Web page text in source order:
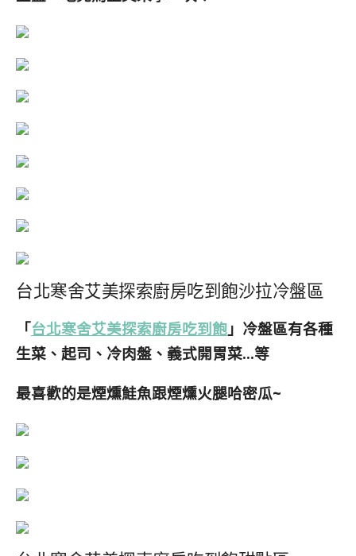
台北寒舍艾美探索廚房吃到飽沙拉冷盤區
「台北寒舍艾美探索廚房吃到飽 」冷盤區有各種
生菜、起司、冷肉盤、義式開胃菜…等
最喜歡的是煙燻鮭魚跟煙燻火腿哈密瓜~